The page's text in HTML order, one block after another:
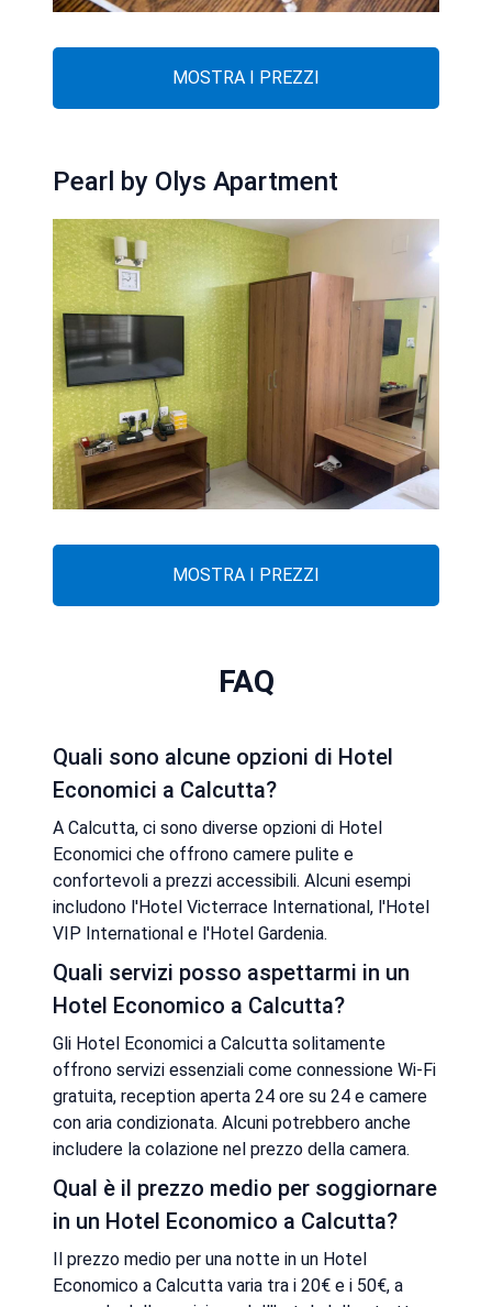
MOSTRA I PREZZI
Pearl by Olys Apartment
MOSTRA I PREZZI
FAQ
Quali sono alcune opzioni di Hotel
Economici a Calcutta?
A Calcutta, ci sono diverse opzioni di Hotel
Economici che offrono camere pulite e
confortevoli a prezzi accessibili. Alcuni esempi
includono l'Hotel Victerrace International, l'Hotel
VIP International e l'Hotel Gardenia.
Quali servizi posso aspettarmi in un
Hotel Economico a Calcutta?
Gli Hotel Economici a Calcutta solitamente
offrono servizi essenziali come connessione Wi-Fi
gratuita, reception aperta 24 ore su 24 e camere
con aria condizionata. Alcuni potrebbero anche
includere la colazione nel prezzo della camera.
Qual è il prezzo medio per soggiornare
in un Hotel Economico a Calcutta?
Il prezzo medio per una notte in un Hotel
Economico a Calcutta varia tra i 20€ e i 50€, a